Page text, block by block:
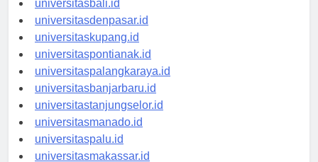
universitasbali.id
universitasdenpasar.id
universitaskupang.id
universitaspontianak.id
universitaspalangkaraya.id
universitasbanjarbaru.id
universitastanjungselor.id
universitasmanado.id
universitaspalu.id